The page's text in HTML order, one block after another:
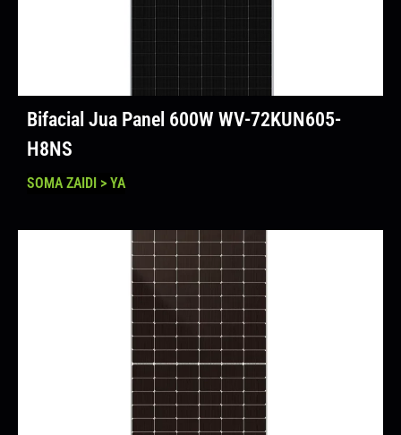
Bifacial Jua Panel 600W WV-72KUN605-
H8NS
SOMA ZAIDI > YA